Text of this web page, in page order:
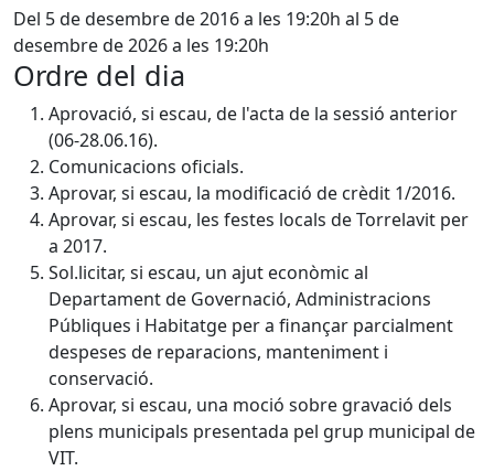
Del 5 de desembre de 2016 a les 19:20h al 5 de
desembre de 2026 a les 19:20h
Ordre del dia
Aprovació, si escau, de l'acta de la sessió anterior
(06-28.06.16).
Comunicacions oficials.
Aprovar, si escau, la modificació de crèdit 1/2016.
Aprovar, si escau, les festes locals de Torrelavit per
a 2017.
Sol.licitar, si escau, un ajut econòmic al
Departament de Governació, Administracions
Públiques i Habitatge per a finançar parcialment
despeses de reparacions, manteniment i
conservació.
Aprovar, si escau, una moció sobre gravació dels
plens municipals presentada pel grup municipal de
VIT.